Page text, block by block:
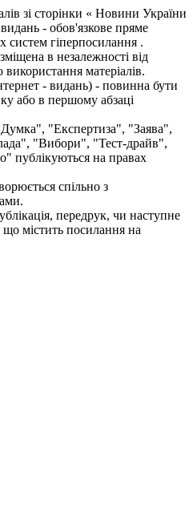
зі сторінки « Новини України
видань - обов'язкове пряме
систем гіперпосилання .
в незалежності від
матеріалів.
- видань) - повинна бути
або в першому абзаці
"Експертиза", "Заява",
"Вибори", "Тест-драйв",
публікуються на правах
спільно з
передрук, чи наступне
містить посилання на